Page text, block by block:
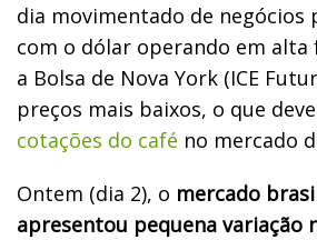
dia movimentado de negócios
com o dólar operando em alta
a Bolsa de Nova York (ICE
preços mais baixos, o que
cotações do café no mercado
Ontem (dia 2), o mercado
apresentou pequena variação